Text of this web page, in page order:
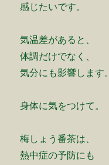
感じたいです。
気温差があると、
体調だけでなく、
気分にも影響します。
身体に気をつけて。
梅しょう番茶は、
熱中症の予防にも